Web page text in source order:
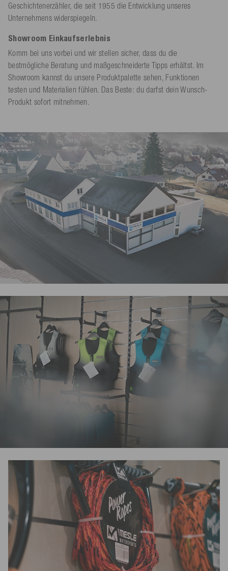
Geschichtenerzähler, die seit 1955 die Entwicklung unseres
Unternehmens widerspiegeln.
Showroom Einkaufserlebnis
Komm bei uns vorbei und wir stellen sicher, dass du die
bestmögliche Beratung und maßgeschneiderte Tipps erhältst. Im
Showroom kannst du unsere Produktpalette sehen, Funktionen
testen und Materialien fühlen. Das Beste: du darfst dein Wunsch-
Produkt sofort mitnehmen.